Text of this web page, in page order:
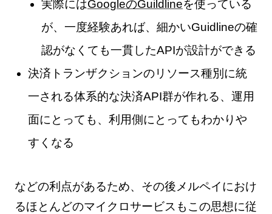
実際にはGoogleのGuildlineを使っている
が、一度経験あれば、細かいGuidlineの確
認がなくても一貫したAPIが設計ができる
決済トランザクションのリソース種別に統
一される体系的な決済API群が作れる、運用
面にとっても、利用側にとってもわかりや
すくなる
などの利点があるため、その後メルペイにおけ
るほとんどのマイクロサービスもこの思想に従